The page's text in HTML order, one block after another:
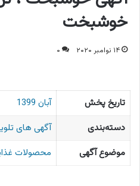
خوشبخت
۱۴ نوامبر ۲۰۲۰ ۰
تاریخ پخش
آبان 1399
دسته‌بندی
آگهی های
موضوع آگهی
محصولات